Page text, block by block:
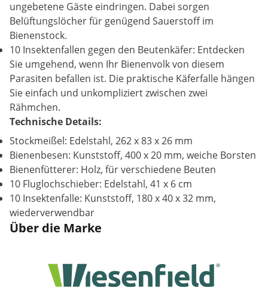
ungebetene Gäste eindringen. Dabei sorgen
Belüftungslöcher für genügend Sauerstoff im
Bienenstock.
10 Insektenfallen gegen den Beutenkäfer: Entdecken
Sie umgehend, wenn Ihr Bienenvolk von diesem
Parasiten befallen ist. Die praktische Käferfalle hängen
Sie einfach und unkompliziert zwischen zwei
Rähmchen.
Technische Details:
Stockmeißel: Edelstahl, 262 x 83 x 26 mm
Bienenbesen: Kunststoff, 400 x 20 mm, weiche Borsten
Bienenfütterer: Holz, für verschiedene Beuten
10 Fluglochschieber: Edelstahl, 41 x 6 cm
10 Insektenfalle: Kunststoff, 180 x 40 x 32 mm,
wiederverwendbar
Über die Marke